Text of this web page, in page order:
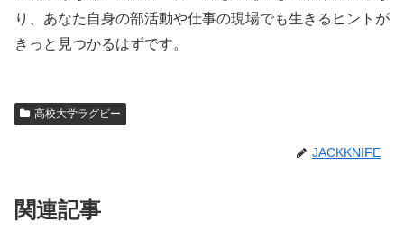
り、あなた自身の部活動や仕事の現場でも生きるヒントが
きっと見つかるはずです。
高校大学ラグビー
JACKKNIFE
関連記事